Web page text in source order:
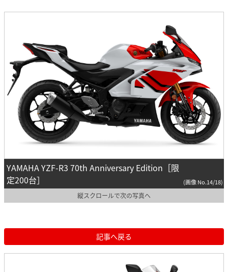
YAMAHA YZF-R3 70th Anniversary Edition［限
定200台］
(画像 No.14/18)
縦スクロールで次の写真へ
記事へ戻る